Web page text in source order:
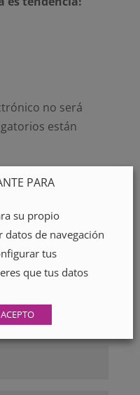
no será
están
PARA
su propio
de navegación
tus
que tus datos
ACEPTO